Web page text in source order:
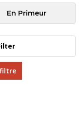
En Primeur